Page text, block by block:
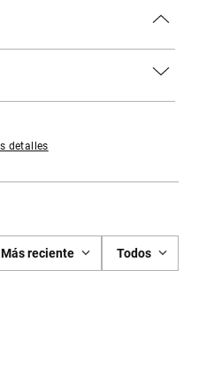
detalles
Más reciente Todos